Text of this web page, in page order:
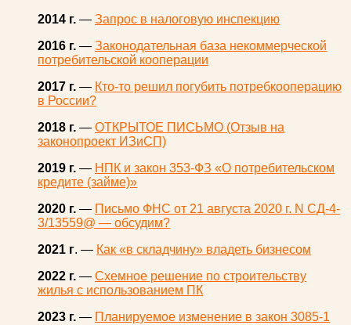
2014 г. — Запрос в налоговую инспекцию
2016 г. — Законодательная база некоммерческой
потребительской кооперации
2017 г. — Кто-то решил погубить потребкооперацию
в России?
2018 г. — ОТКРЫТОЕ ПИСЬМО (Отзыв на
законопроект ИЗиСП)
2019 г. — НПК и закон 353-ФЗ «О потребительском
кредите (займе)»
2020 г. — Письмо ФНС от 21 августа 2020 г. N СД-4-
3/13559@ — обсудим?
2021 г. — Как «в складчину» владеть бизнесом
2022 г. — Схемное решение по строительству
жилья с использованием ПК
2023 г. — Планируемое изменение в закон 3085-1